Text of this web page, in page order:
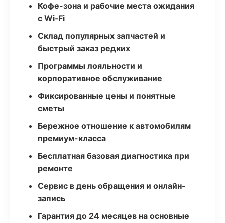
Кофе-зона и рабочие места ожидания
с Wi‑Fi
Склад популярных запчастей и
быстрый заказ редких
Программы лояльности и
корпоративное обслуживание
Фиксированные цены и понятные
сметы
Бережное отношение к автомобилям
премиум-класса
Бесплатная базовая диагностика при
ремонте
Сервис в день обращения и онлайн-
запись
Гарантия до 24 месяцев на основные